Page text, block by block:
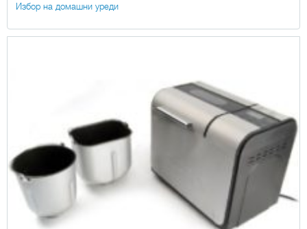
Избор на домашни уреди